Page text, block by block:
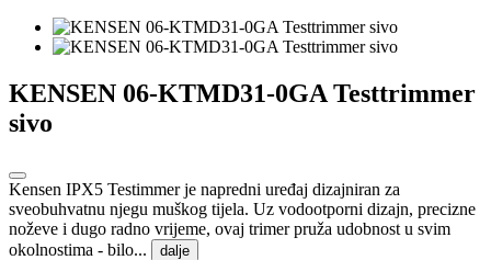
KENSEN 06-KTMD31-0GA Testtrimmer
sivo
Kensen IPX5 Testimmer je napredni uređaj dizajniran za
sveobuhvatnu njegu muškog tijela. Uz vodootporni dizajn, precizne
noževe i dugo radno vrijeme, ovaj trimer pruža udobnost u svim
okolnostima - bilo...
dalje